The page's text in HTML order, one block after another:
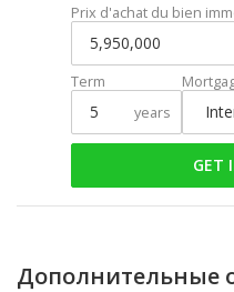
Prix d'achat du bien
Term
years
GET
Дополнительные